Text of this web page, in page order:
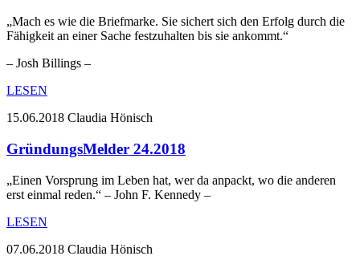
„Mach es wie die Briefmarke. Sie sichert sich den Erfolg durch die
Fähigkeit an einer Sache festzuhalten bis sie ankommt.“
– Josh Billings –
LESEN
15.06.2018 Claudia Hönisch
GründungsMelder 24.2018
„Einen Vorsprung im Leben hat, wer da anpackt, wo die anderen
erst einmal reden.“ – John F. Kennedy –
LESEN
07.06.2018 Claudia Hönisch